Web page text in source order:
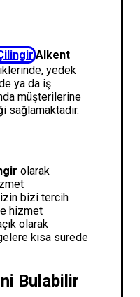
Alkent
yedek
ya da iş
müşterilerine
sağlamaktadır.
olarak
bizi tercih
hizmet
olarak
kısa sürede
Bulabilir